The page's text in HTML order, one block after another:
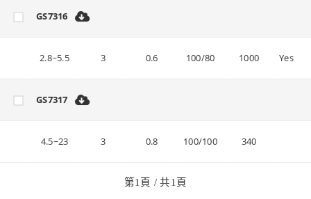
GS7316
2.8~5.5 3 0.6 100/80 1000 Yes
GS7317
4.5~23 3 0.8 100/100 340
第1 頁 / 共1 頁